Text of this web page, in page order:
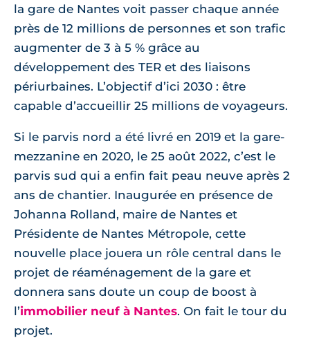
la gare de Nantes voit passer chaque année
près de 12 millions de personnes et son trafic
augmenter de 3 à 5 % grâce au
développement des TER et des liaisons
périurbaines. L’objectif d’ici 2030 : être
capable d’accueillir 25 millions de voyageurs.
Si le parvis nord a été livré en 2019 et la gare-
mezzanine en 2020, le 25 août 2022, c’est le
parvis sud qui a enfin fait peau neuve après 2
ans de chantier. Inaugurée en présence de
Johanna Rolland, maire de Nantes et
Présidente de Nantes Métropole, cette
nouvelle place jouera un rôle central dans le
projet de réaménagement de la gare et
donnera sans doute un coup de boost à
l’immobilier neuf à Nantes. On fait le tour du
projet.